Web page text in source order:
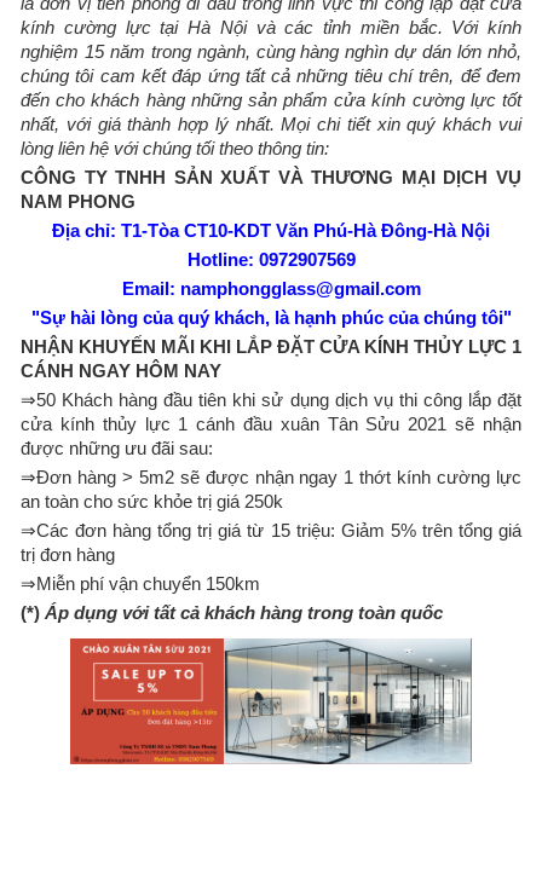
kính cường lực tại Hà Nội và các tỉnh miền bắc. Với kính
nghiệm 15 năm trong ngành, cùng hàng nghìn dự dán lớn nhỏ,
chúng tôi cam kết đáp ứng tất cả những tiêu chí trên, để đem
đến cho khách hàng những sản phẩm cửa kính cường lực tốt
nhất, với giá thành hợp lý nhất. Mọi chi tiết xin quý khách vui
lòng liên hệ với chúng tối theo thông tin:
CÔNG TY TNHH SẢN XUẤT VÀ THƯƠNG MẠI DỊCH VỤ
NAM PHONG
Địa chỉ: T1-Tòa CT10-KDT Văn Phú-Hà Đông-Hà Nội
Hotline: 0972907569
Email: namphongglass@gmail.com
"Sựhài lòng của quý khách, là hạnh phúc của chúng tôi"
NHẬN KHUYẾN MÃI KHI LẮP ĐẶT CỬA KÍNH THỦY LỰC 1
CÁNH NGAY HÔM NAY
⇒50 Khách hàng đầu tiên khi sử dụng dịch vụ thi công lắp đặt
cửa kính thủy lực 1 cánh đầu xuân Tân Sửu 2021 sẽ nhận
được những ưu đãi sau:
⇒Đơn hàng > 5m2 sẽ được nhận ngay 1 thớt kính cường lực
an toàn cho sức khỏe trị giá 250k
⇒Các đơn hàng tổng trị giá từ 15 triệu: Giảm 5% trên tổng giá
trị đơn hàng
⇒Miễn phí vận chuyển 150km
(*) Áp dụng với tất cả khách hàng trong toàn quốc